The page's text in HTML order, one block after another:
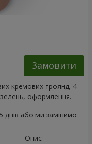
Замовити
кремових троянд, 4
зелень, оформлення.
днів або ми замінимо
Опис